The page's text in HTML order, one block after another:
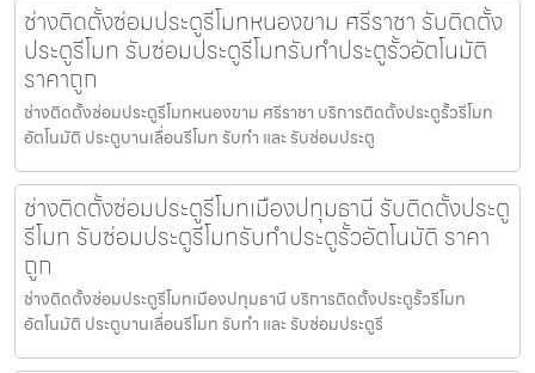
ช่างติดตั้งซ่อมประตูรีโมทหนองขาม ศรีราชา รับติดตั้ง
ประตูรีโมท รับซ่อมประตูรีโมทรับทำประตูรั้วอัตโนมัติ
ราคาถูก
ช่างติดตั้งซ่อมประตูรีโมทหนองขาม ศรีราชา บริการติดตั้งประตูรั้วรีโมท
อัตโนมัติ ประตูบานเลื่อนรีโมท รับทำ และ รับซ่อมประตู
ช่างติดตั้งซ่อมประตูรีโมทเมืองปทุมธานี รับติดตั้งประตู
รีโมท รับซ่อมประตูรีโมทรับทำประตูรั้วอัตโนมัติ ราคา
ถูก
ช่างติดตั้งซ่อมประตูรีโมทเมืองปทุมธานี บริการติดตั้งประตูรั้วรีโมท
อัตโนมัติ ประตูบานเลื่อนรีโมท รับทำ และ รับซ่อมประตูรี